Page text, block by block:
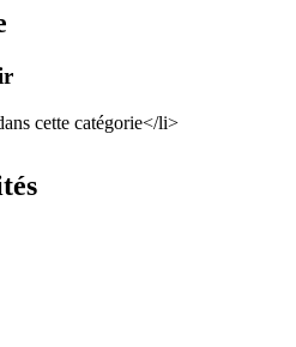
cette catégorie</li>